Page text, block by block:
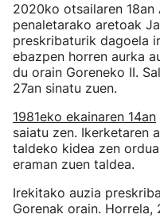
2020ko otsailaren
penaletarako aretoak
preskribaturik dagoela
ebazpen horren aurka
du orain Goreneko II.
27an sinatu zuen.
1981eko ekainaren 14an
saiatu zen. Ikerketaren
taldeko kidea zen
eraman zuen taldea.
Irekitako auzia
Gorenak orain.